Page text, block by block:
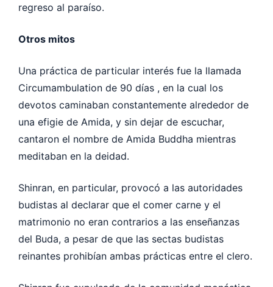
regreso al paraíso.
Otros mitos
Una práctica de particular interés fue la llamada
Circumambulation de 90 días , en la cual los
devotos caminaban constantemente alrededor de
una efigie de Amida, y sin dejar de escuchar,
cantaron el nombre de Amida Buddha mientras
meditaban en la deidad.
Shinran, en particular, provocó a las autoridades
budistas al declarar que el comer carne y el
matrimonio no eran contrarios a las enseñanzas
del Buda, a pesar de que las sectas budistas
reinantes prohibían ambas prácticas entre el clero.